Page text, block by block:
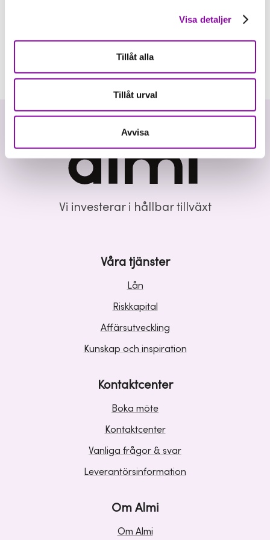
Visa detaljer
Tillåt alla
Tillåt urval
Avvisa
Vi investerar i hållbar tillväxt
Våra tjänster
Lån
Riskkapital
Affärsutveckling
Kunskap och inspiration
Kontaktcenter
Boka möte
Kontaktcenter
Vanliga frågor & svar
Leverantörsinformation
Om Almi
Om Almi